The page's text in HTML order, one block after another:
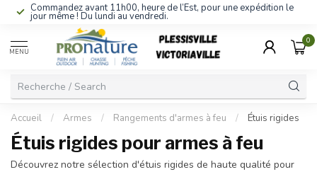
Commandez avant 11h00, heure de l’Est, pour une expédition le
jour même ! Du lundi au vendredi.
MENU
0
Accueil / Armes / Rangements d'armes à feu / Étuis rigides
Étuis rigides pour armes à feu
Découvrez notre sélection d'étuis rigides de haute qualité pour